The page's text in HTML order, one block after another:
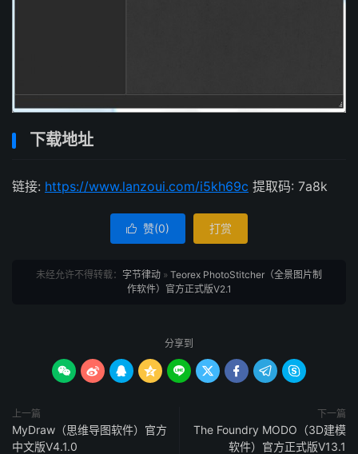
下载地址
链接: https://www.lanzoui.com/i5kh69c 提取码: 7a8k
 赞(0) 打赏
未经允许不得转载： 字节律动 » Teorex PhotoStitcher（全景图片制
作软件）官方正式版V2.1
分享到
        
上一篇
MyDraw（思维导图软件）官方
中文版V4.1.0
下一篇
The Foundry MODO（3D建模
软件）官方正式版V13.1